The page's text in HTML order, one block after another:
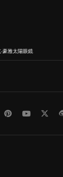
‧豪雅太陽眼鏡
Pinterest
Youtube